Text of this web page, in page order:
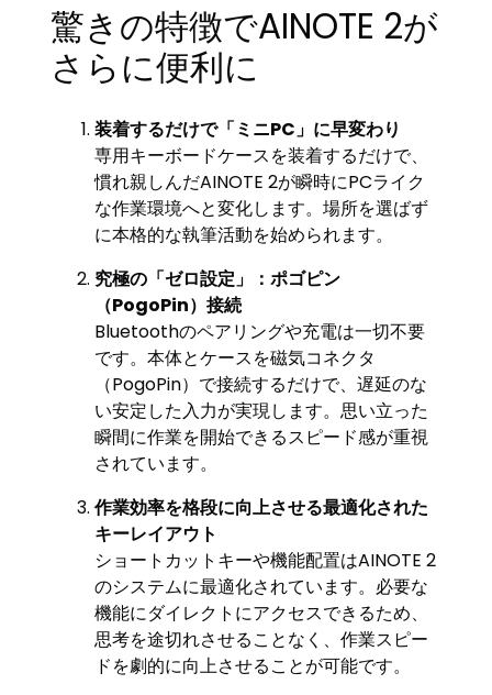
驚きの特徴でAINOTE 2が
さらに便利に
装着するだけで「ミニPC」に早変わり
専用キーボードケースを装着するだけで、
慣れ親しんだAINOTE 2が瞬時にPCライク
な作業環境へと変化します。場所を選ばず
に本格的な執筆活動を始められます。
究極の「ゼロ設定」：ポゴピン
（PogoPin）接続
Bluetoothのペアリングや充電は一切不要
です。本体とケースを磁気コネクタ
（PogoPin）で接続するだけで、遅延のな
い安定した入力が実現します。思い立った
瞬間に作業を開始できるスピード感が重視
されています。
作業効率を格段に向上させる最適化された
キーレイアウト
ショートカットキーや機能配置はAINOTE 2
のシステムに最適化されています。必要な
機能にダイレクトにアクセスできるため、
思考を途切れさせることなく、作業スピー
ドを劇的に向上させることが可能です。